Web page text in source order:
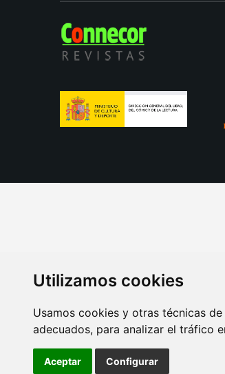
Utilizamos cookies
Usamos cookies y otras técnicas
adecuados, para analizar el tráfico
Aceptar Configurar
AVISO LEGAL POLITICA DE